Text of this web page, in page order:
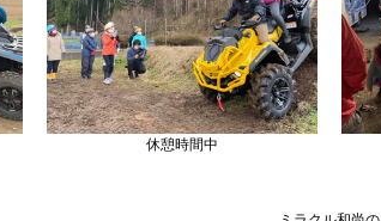
休憩時間中